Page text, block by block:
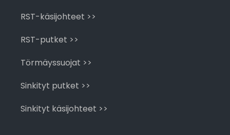
RST-käsijohteet >>
RST-putket >>
Törmäyssuojat >>
Sinkityt putket >>
Sinkityt käsijohteet >>